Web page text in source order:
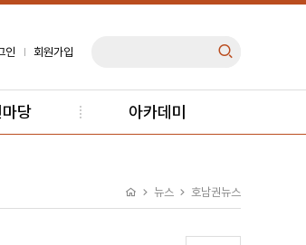
인 회원가입
당 아카데미
뉴스 호남권뉴스